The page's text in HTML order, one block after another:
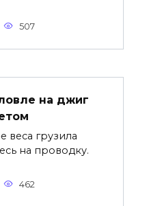
507
на джиг
веса грузила
на проводку.
462